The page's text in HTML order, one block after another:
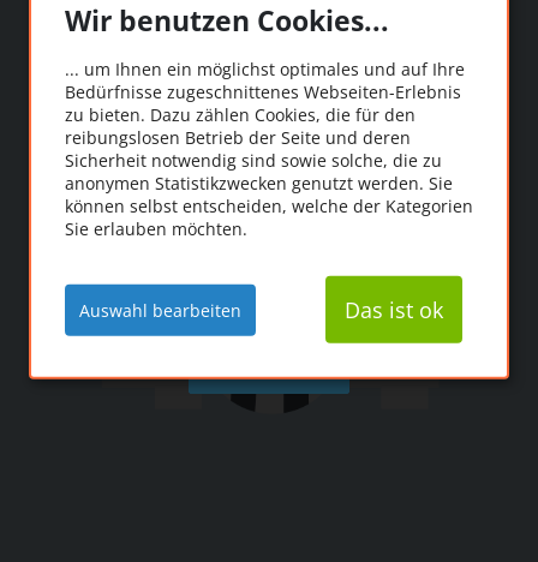
Oooops!
Die Seite konnte leider
nicht gefunden werden.
Wir benutzen Cookies...
... um Ihnen ein möglichst optimales und auf Ihre
Bedürfnisse zugeschnittenes Webseiten-Erlebnis
zu bieten. Dazu zählen Cookies, die für den
reibungslosen Betrieb der Seite und deren
Sicherheit notwendig sind sowie solche, die zu
anonymen Statistikzwecken genutzt werden. Sie
können selbst entscheiden, welche der Kategorien
Sie erlauben möchten.
Auswahl bearbeiten Das ist ok